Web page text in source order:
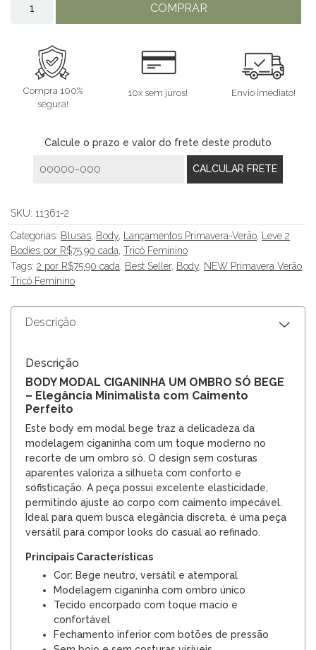
COMPRAR
Compra 100%
segura!
10x sem juros! Envio imediato!
Calcule o prazo e valor do frete deste produto
SKU: 11361-2
Categorias: Blusas, Body, Lançamentos Primavera-Verão, Leve 2
Bodies por R$75,90 cada, Tricô Feminino
Tags: 2 por R$75.90 cada, Best Seller, Body, NEW Primavera Verão,
Tricô Feminino
Descrição
Descrição
BODY MODAL CIGANINHA UM OMBRO SÓ BEGE
– Elegância Minimalista com Caimento
Perfeito
Este body em modal bege traz a delicadeza da
modelagem ciganinha com um toque moderno no
recorte de um ombro só. O design sem costuras
aparentes valoriza a silhueta com conforto e
sofisticação. A peça possui excelente elasticidade,
permitindo ajuste ao corpo com caimento impecável.
Ideal para quem busca elegância discreta, é uma peça
versátil para compor looks do casual ao refinado.
Principais Características
Cor: Bege neutro, versátil e atemporal
Modelagem ciganinha com ombro único
Tecido encorpado com toque macio e
confortável
Fechamento inferior com botões de pressão